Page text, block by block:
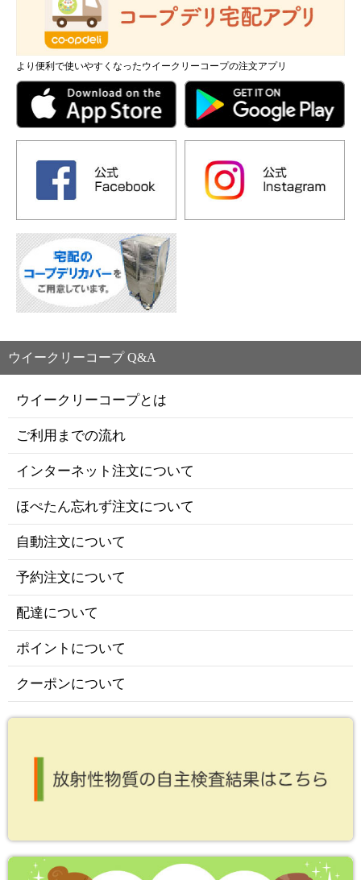
より便利で使いやすくなったウイークリーコープの注文アプリ
ウイークリーコープ Q&A
ウイークリーコープとは
ご利用までの流れ
インターネット注文について
ほぺたん忘れず注文について
自動注文について
予約注文について
配達について
ポイントについて
クーポンについて